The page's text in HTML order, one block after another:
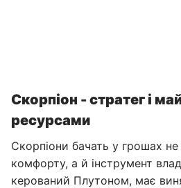
Скорпіон - стратег і
ресурсами
Скорпіони бачать у грошах
комфорту, а й інструмент
керований Плутоном, має